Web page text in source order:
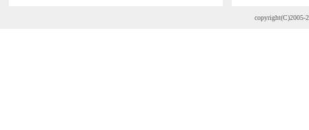
copyright(C)2005-